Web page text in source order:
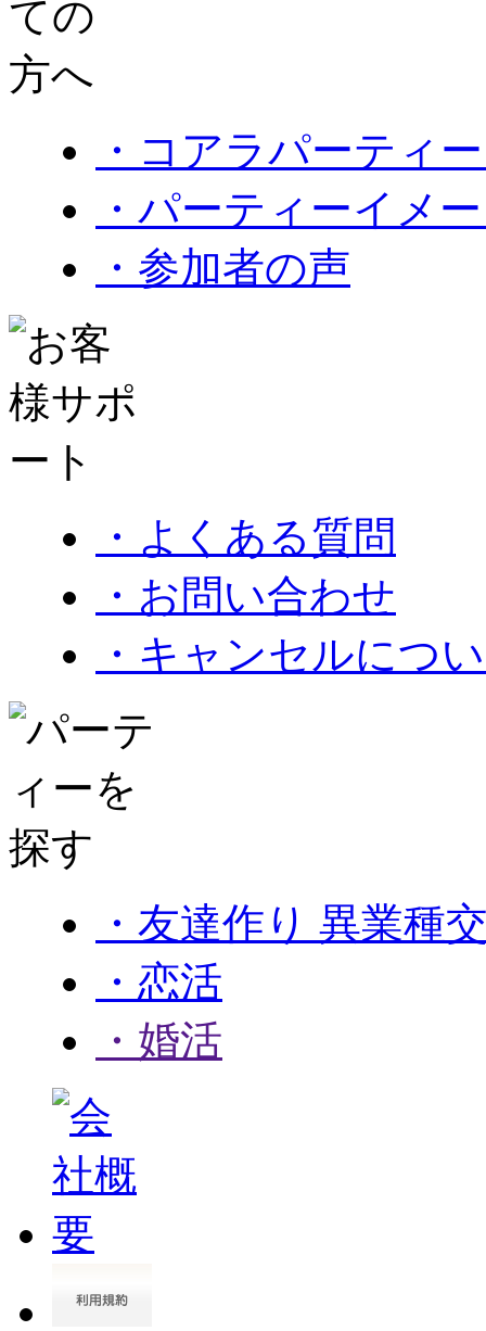
・コアラパーティ
・パーティーイメ
・参加者の声
・よくある質問
・お問い合わせ
・キャンセルにつ
・友達作り 異業種
・恋活
・婚活